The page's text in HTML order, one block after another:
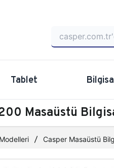
Tablet
Masaüstü
Casper Masaüstü